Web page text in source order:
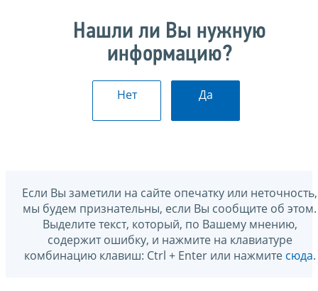
Нашли ли Вы нужную
информацию?
Нет Да
Если Вы заметили на сайте опечатку или неточность,
мы будем признательны, если Вы сообщите об этом.
Выделите текст, который, по Вашему мнению,
содержит ошибку, и нажмите на клавиатуре
комбинацию клавиш: Ctrl + Enter или нажмите сюда.